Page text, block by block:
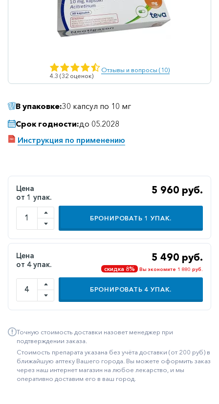
Ветеринарные
Витаминные
Гепатопротекторы
Желудочно-
кишечные
Иммунодепрессанты
Иммуностимуляторы
Метаболизм
Минеральный
обмен
Наружные
Неврологические
Остеопороз
Офтальмология
4.3 (32 оценок)
Отзывы и вопросы (10)
В упаковке:30 капсул по 10 мг
Срок годности:до 05.2028
Инструкция по применению
Цена
от 1 упак.
5 960 руб.
БРОНИРОВАТЬ 1 УПАК.
Цена
от 4 упак.
5 490 руб.
скидка 8% Вы экономите 1 880 руб.
БРОНИРОВАТЬ4 УПАК.
Точную стоимость доставки назовет менеджер при
подтверждении заказа.
Стоимость препарата указана без учёта доставки (от 200 руб) в
ближайшую аптеку Вашего города. Вы можете оформить заказ
через наш интернет магазин на любое лекарство, и мы
оперативно доставим его в ваш город.